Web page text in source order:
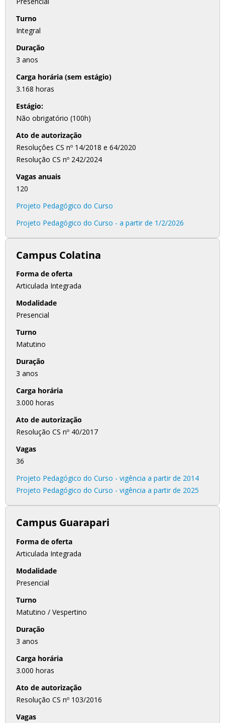
Turno
Integral
Duração
3 anos
Carga horária (sem estágio)
3.168 horas
Estágio:
Não obrigatório (100h)
Ato de autorização
Resoluçôes CS nº 14/2018 e 64/2020
Resolução CS nº 242/2024
Vagas anuais
120
Projeto Pedagógico do Curso
Projeto Pedagógico do Curso - a partir de 1/2/2026
Campus Colatina
Forma de oferta
Articulada Integrada
Modalidade
Presencial
Turno
Matutino
Duração
3 anos
Carga horária
3.000 horas
Ato de autorização
Resolução CS nº 40/2017
Vagas
36
Projeto Pedagógico do Curso - vigência a partir de 2014
Projeto Pedagógico do Curso - vigência a partir de 2025
Campus Guarapari
Forma de oferta
Articulada Integrada
Modalidade
Presencial
Turno
Matutino / Vespertino
Duração
3 anos
Carga horária
3.000 horas
Ato de autorização
Resolução CS nº 103/2016
Vagas